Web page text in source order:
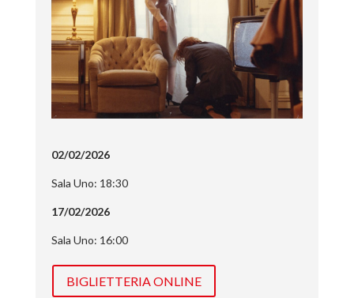
02/02/2026
Sala Uno: 18:30
17/02/2026
Sala Uno: 16:00
BIGLIETTERIA ONLINE